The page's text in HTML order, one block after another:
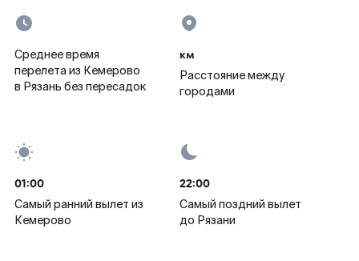
Среднее время
перелета из Кемерово
в Рязань без пересадок
км
Расстояние между
городами
01:00
Самый ранний вылет из
Кемерово
22:00
Самый поздний вылет
до Рязани